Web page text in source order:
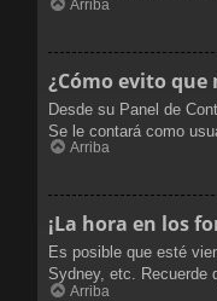
Arriba
¿Cómo evito
Desde su Panel de
Se le contará como
Arriba
¡La hora en los
Es posible que esté
Sydney, etc. Recuerde
Arriba